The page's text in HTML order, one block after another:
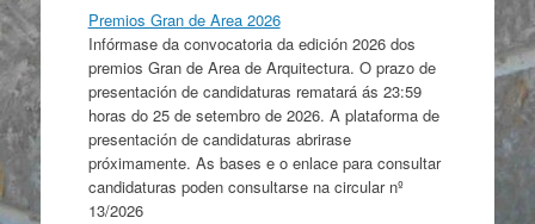
Premios Gran de Area 2026
Infórmase da convocatoria da edición 2026 dos
premios Gran de Area de Arquitectura. O prazo de
presentación de candidaturas rematará ás 23:59
horas do 25 de setembro de 2026. A plataforma de
presentación de candidaturas abrirase
próximamente. As bases e o enlace para consultar
candidaturas poden consultarse na circular nº
13/2026